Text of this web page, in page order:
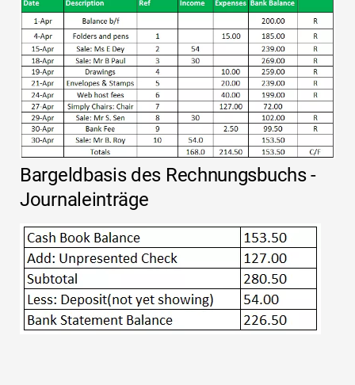
Bargeldbasis des Rechnungsbuchs -
Journaleinträge